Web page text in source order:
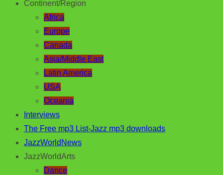
Continent/Region
Africa
Europe
Canada
Asia/Middle East
Latin America
USA
Oceania
Interviews
The Free mp3 List-Jazz mp3 downloads
JazzWorldNews
JazzWorldArts
Dance